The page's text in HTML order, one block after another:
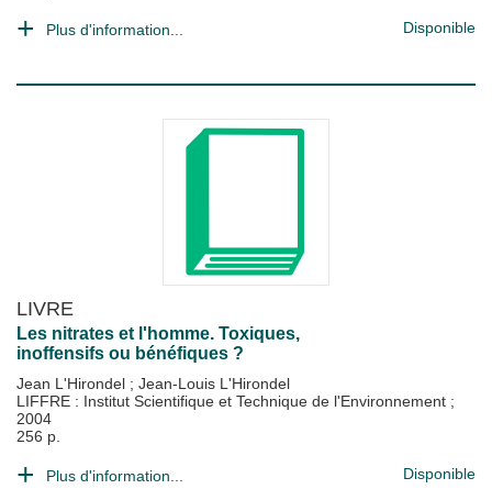
Plus d'information... Disponible
LIVRE
Les nitrates et l'homme. Toxiques,
inoffensifs ou bénéfiques ?
Jean L'Hirondel ; Jean-Louis L'Hirondel
LIFFRE : Institut Scientifique et Technique de l'Environnement ;
2004
256 p.
Plus d'information... Disponible